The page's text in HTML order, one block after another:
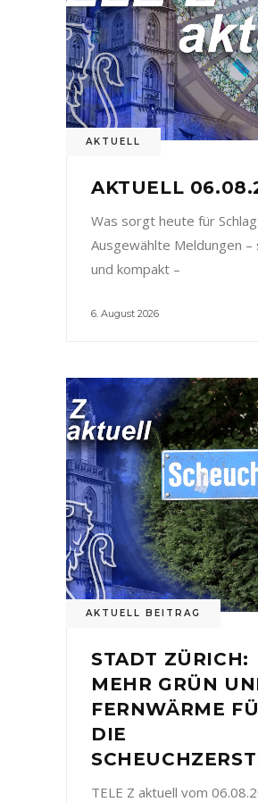
AKTUELL
AKTUELL
Was sorgt heute für
Ausgewählte Meldungen –
und kompakt –
6. August 2026
AKTUELL BEITRAG
STADT ZÜRICH:
MEHR GRÜN
FERNWÄRME
DIE
TELE Z aktuell vom